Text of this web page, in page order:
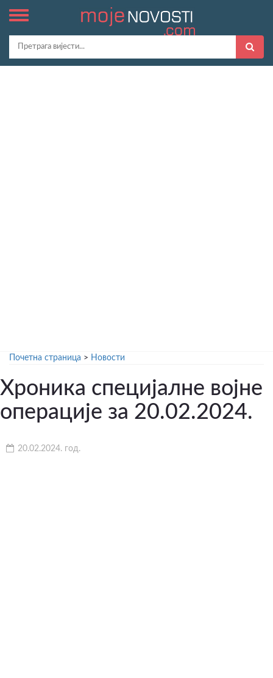
Почетна страница > Новости
Хроника специјалне војне
операције за 20.02.2024.
20.02.2024. год.